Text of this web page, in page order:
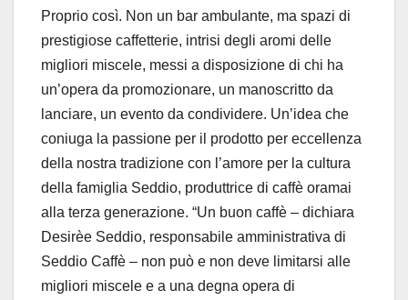
Proprio così. Non un bar ambulante, ma spazi di
prestigiose caffetterie, intrisi degli aromi delle
migliori miscele, messi a disposizione di chi ha
un’opera da promozionare, un manoscritto da
lanciare, un evento da condividere. Un’idea che
coniuga la passione per il prodotto per eccellenza
della nostra tradizione con l’amore per la cultura
della famiglia Seddio, produttrice di caffè oramai
alla terza generazione. “Un buon caffè – dichiara
Desirèe Seddio, responsabile amministrativa di
Seddio Caffè – non può e non deve limitarsi alle
migliori miscele e a una degna opera di